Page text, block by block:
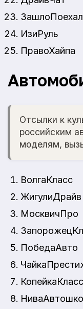
ИзиРуль
ПравоХайпа
Отсылки к
российским
моделям,
ВолгаКласс
ЖигулиДрайв
МосквичПро
ПобедаАвто
КопейкаКласс